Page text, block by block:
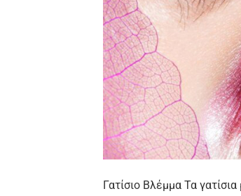
Γατίσιο Βλέμμα Τα